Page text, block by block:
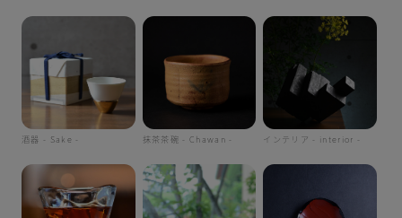
酒器 - Sake - 抹茶茶碗 - Chawan - インテリア - interior -